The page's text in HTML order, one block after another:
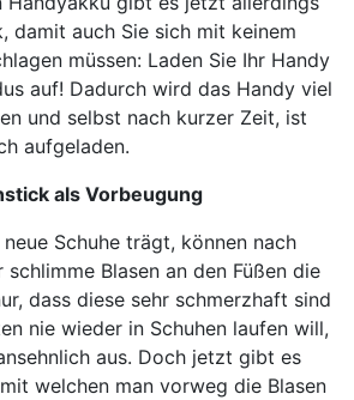
damit auch Sie sich mit keinem
müssen: Laden Sie Ihr Handy
auf! Dadurch wird das Handy viel
und selbst nach kurzer Zeit, ist
aufgeladen.
als Vorbeugung
Schuhe trägt, können nach
Blasen an den Füßen die
dass diese sehr schmerzhaft sind
nie wieder in Schuhen laufen will,
aus. Doch jetzt gibt es
welchen man vorweg die Blasen